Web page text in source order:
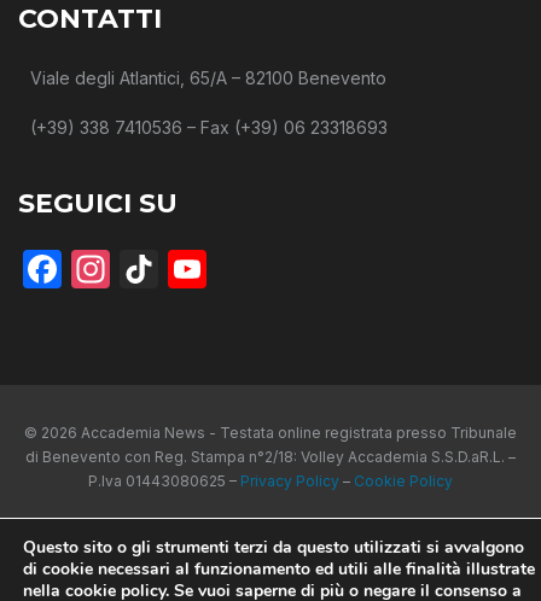
CONTATTI
Viale degli Atlantici, 65/A – 82100 Benevento
(+39) 338 7410536 – Fax (+39) 06 23318693
SEGUICI SU
Facebook
Instagram
TikTok
© 2026 Accademia News - Testata online registrata presso Tribunale
di Benevento con Reg. Stampa n°2/18: Volley Accademia S.S.D.aR.L. –
P.Iva 01443080625 – Privacy Policy – Cookie Policy
Questo sito o gli strumenti terzi da questo utilizzati si avvalgono
di cookie necessari al funzionamento ed utili alle finalità illustrate
nella cookie policy. Se vuoi saperne di più o negare il consenso a